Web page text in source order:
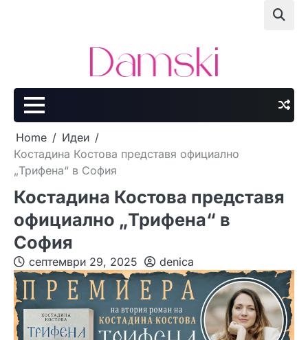
Home
Идеи
Костадина Костова представя официално
„Трифена“ в София
Костадина Костова представя
официално „Трифена“ в
София
септември 29, 2025 denica